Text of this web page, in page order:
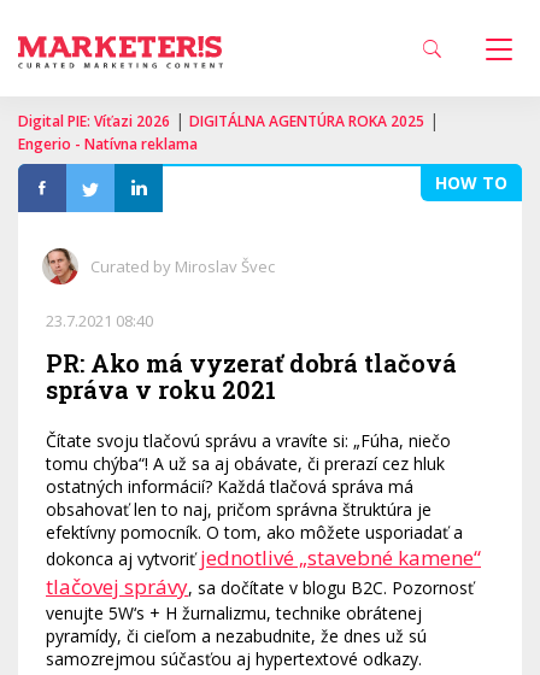
Digital PIE: Víťazi 2026 | DIGITÁLNA AGENTÚRA ROKA 2025 |
Engerio - Natívna reklama
HOW TO
Curated by Miroslav Švec
23.7.2021 08:40
PR: Ako má vyzerať dobrá tlačová
správa v roku 2021
Čítate svoju tlačovú správu a vravíte si: „Fúha, niečo
tomu chýba“! A už sa aj obávate, či prerazí cez hluk
ostatných informácií? Každá tlačová správa má
obsahovať len to naj, pričom správna štruktúra je
efektívny pomocník. O tom, ako môžete usporiadať a
dokonca aj vytvoriťjednotlivé „stavebné kamene“
tlačovej správy, sa dočítate v blogu B2C. Pozornosť
venujte 5W‘s + H žurnalizmu, technike obrátenej
pyramídy, či cieľom a nezabudnite, že dnes už sú
samozrejmou súčasťou aj hypertextové odkazy.